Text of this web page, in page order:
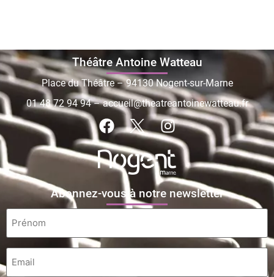
Théâtre Antoine Watteau
Place du Théâtre – 94130 Nogent-sur-Marne
01 48 72 94 94–accueil@theatreantoinewatteau.fr
Abonnez-vous à notre newsletter
Prénom
Email